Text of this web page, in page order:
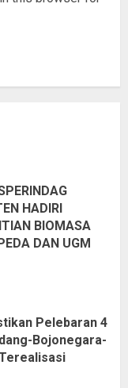
HADIRI
BIOMASA
DAN UGM
Pelebaran 4
Bojonegara-